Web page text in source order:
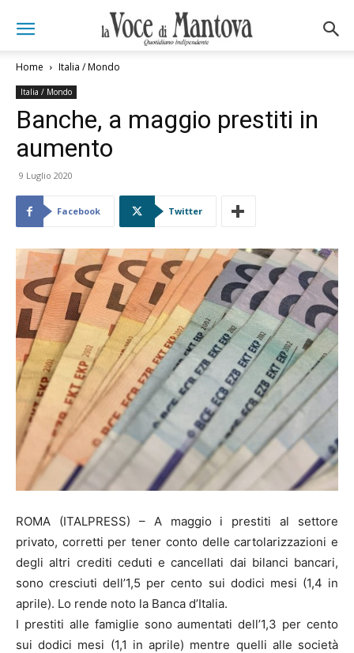
Home Italia / Mondo
Italia / Mondo
Banche, a maggio prestiti in
aumento
9 Luglio 2020
Facebook Twitter
ROMA (ITALPRESS) – A maggio i prestiti al settore
privato, corretti per tener conto delle cartolarizzazioni e
degli altri crediti ceduti e cancellati dai bilanci bancari,
sono cresciuti dell’1,5 per cento sui dodici mesi (1,4 in
aprile). Lo rende noto la Banca d’Italia.
I prestiti alle famiglie sono aumentati dell’1,3 per cento
sui dodici mesi (1,1 in aprile) mentre quelli alle società